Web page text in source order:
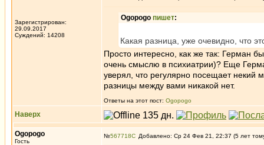
Зарегистрирован:
29.09.2017
Суждений: 14208
Ogopogo пишет:
Какая разница, уже очевидно, что
Просто интересно, как же так: Герман
очень смыслю в психиатрии)? Еще
уверял, что регулярно посещает некий
разницы между вами никакой нет.
Ответы на этот пост: Ogopogo
Наверх
Ogopogo
Гость
№567718 Добавлено: Ср 24 Фев 21, 22:37 (5 лет